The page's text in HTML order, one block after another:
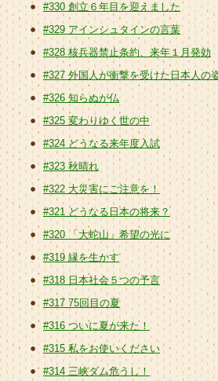
#330 創立６年目を迎えました
#329 アインシュタインの言葉
#328 核兵器禁止条約、来年１月発効
#327 外国人が衝撃を受けた日本人の
#326 知らぬが仏
#325 変わりゆく世の中
#324 どうなる来年度入試
#323 秋晴れ
#322 大災害にご注意を！
#321 どうなる日本の将来？
#320 「大蛇山」希望の光に
#319 縁を生かす
#318 日本社会５つの予言
#317 75回目の夏
#316 ついに夏が来た！
#315 私をお使いください
#314 三峡ダム危うし！